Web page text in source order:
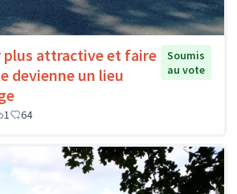
plus attractive et faire
devienne un lieu
Soumis
au vote
1 64